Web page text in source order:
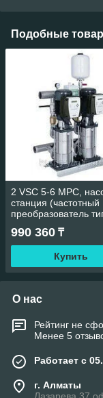
Подобные
2 VSC 5-6 MPC,
станция (частотный
преобразователь
202 (Danfoss -
990 360 ₸
Купить
О нас
Рейтинг не
Менее 5
Работает с
г. Алматы